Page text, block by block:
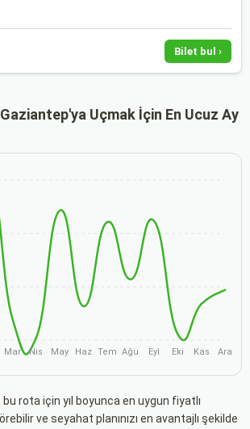
Bilet bul ›
Uçmak İçin En Ucuz Ay
Mar Nis May Haz Tem Ağu Eyl Eki Kas Ara
rota için yıl boyunca en uygun fiyatlı
ve seyahat planınızı en avantajlı şekilde